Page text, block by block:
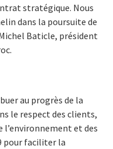
stratégique. Nous
dans la poursuite de
Baticle, président
au progrès de la
le respect des clients,
l’environnement et des
pour faciliter la